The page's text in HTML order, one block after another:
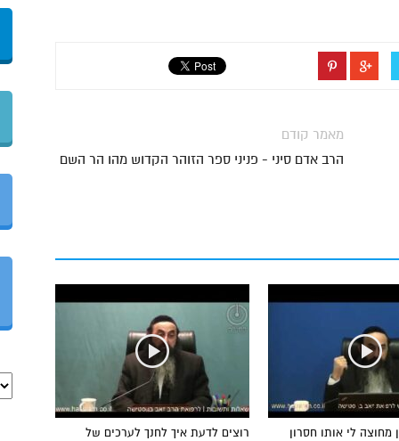
מאמר קודם
הרב אדם סיני - פניני ספר הזוהר הקדוש מהו הר השם
רוצים לדעת איך לחנך לערכים של
מחוצה לי אותו חסרון